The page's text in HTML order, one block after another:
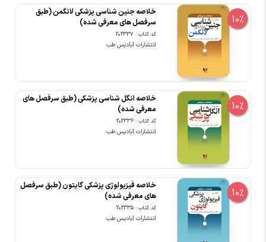
10%
خلاصه جنین شناسی پزشکی لانگمن (طبق
سرفصل های معرفی شده)
کد کتاب : 202337
انتشارات آبادیس طب
10%
خلاصه انگل شناسی پزشکی (طبق سرفصل های
معرفی شده)
کد کتاب : 202336
انتشارات آبادیس طب
10%
خلاصه فیزیولوژی پزشکی گایتون (طبق سرفصل
های معرفی شده)
کد کتاب : 202335
انتشارات آبادیس طب